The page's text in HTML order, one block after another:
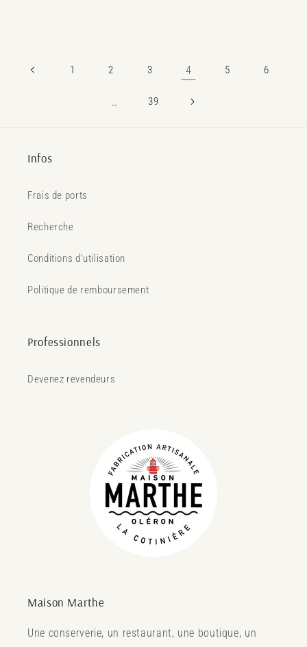
1 2 3 4 5 6
… 39
Infos
Frais de ports
Recherche
Conditions d'utilisation
Politique de remboursement
Professionnels
Devenez revendeurs
Maison Marthe
Une conserverie, un restaurant, une boutique, un